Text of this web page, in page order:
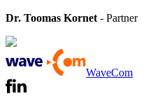
Dr. Toomas Kornet - Partner
WaveCom